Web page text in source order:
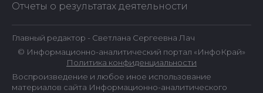
Отчеты о результатах деятельности
Главный редактор - Светлана Сергеевна Лач
© Информационно-аналитический портал «ИнфоКрай»
Политика конфиденциальности
Воспроизведение и любое иное использование
материалов сайта Информационно-аналитического